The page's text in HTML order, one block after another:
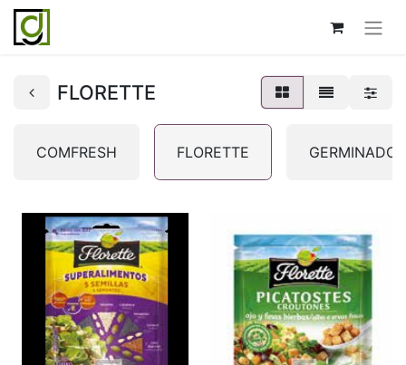
FLORETTE
COMFRESH FLORETTE GERMINADOS